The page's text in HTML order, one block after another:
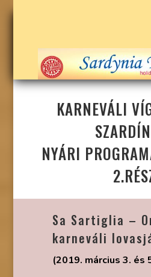
KARNEVÁLI
NYÁRI
Sa Sartiglia –
karneváli
(2019. március 3. és